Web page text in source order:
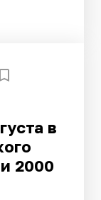
в
2000